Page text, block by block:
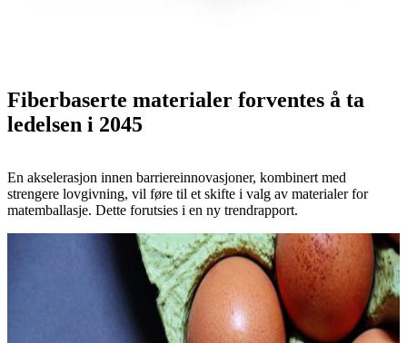
Fiberbaserte materialer forventes å ta
ledelsen i 2045
En akselerasjon innen barriereinnovasjoner, kombinert med
strengere lovgivning, vil føre til et skifte i valg av materialer for
matemballasje. Dette forutsies i en ny trendrapport.